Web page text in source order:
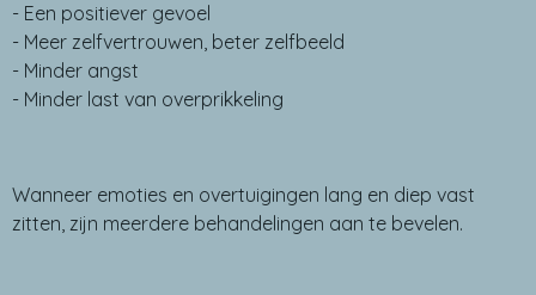
- Een positiever gevoel
- Meer zelfvertrouwen, beter zelfbeeld
- Minder angst
- Minder last van overprikkeling
Wanneer emoties en overtuigingen lang en diep vast
zitten, zijn meerdere behandelingen aan te bevelen.